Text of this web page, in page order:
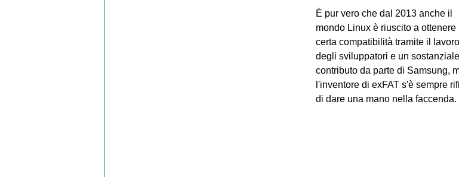
È pur vero che dal 2013 anche il
mondo Linux è riuscito a ottenere
certa compatibilità tramite il lavoro
degli sviluppatori e un sostanziale
contributo da parte di Samsung,
l'inventore di exFAT s'è sempre
di dare una mano nella faccenda.